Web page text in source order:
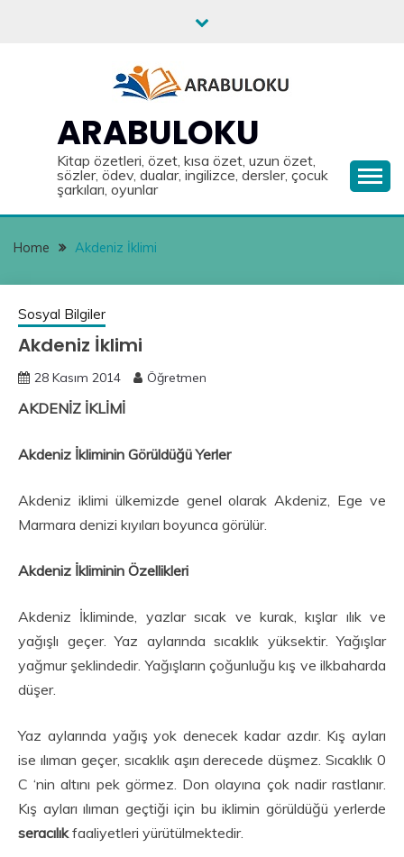
ARABULOKU
Kitap özetleri, özet, kısa özet, uzun özet,
sözler, ödev, dualar, ingilizce, dersler, çocuk
şarkıları, oyunlar
Home Akdeniz İklimi
Sosyal Bilgiler
Akdeniz İklimi
28 Kasım 2014 Öğretmen
AKDENİZ İKLİMİ
Akdeniz İkliminin Görüldüğü Yerler
Akdeniz iklimi ülkemizde genel olarak Akdeniz, Ege ve
Marmara denizi kıyıları boyunca görülür.
Akdeniz İkliminin Özellikleri
Akdeniz İkliminde, yazlar sıcak ve kurak, kışlar ılık ve
yağışlı geçer. Yaz aylarında sıcaklık yüksektir. Yağışlar
yağmur şeklindedir. Yağışların çoğunluğu kış ve ilkbaharda
düşer.
Yaz aylarında yağış yok denecek kadar azdır. Kış ayları
ise ılıman geçer, sıcaklık aşırı derecede düşmez. Sıcaklık 0
C ‘nin altını pek görmez. Don olayına çok nadir rastlanır.
Kış ayları ılıman geçtiği için bu iklimin görüldüğü yerlerde
seracılıkfaaliyetleri yürütülmektedir.